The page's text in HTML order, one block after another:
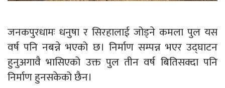
जनकपुरधामः धनुषा र सिरहालाई जोड्ने कमला पुल यस
वर्ष पनि नबन्ने भएको छ। निर्माण सम्पन्न भएर उद्घाटन
हुनुअगावै भासिएको उक्त पुल तीन वर्ष बितिसक्दा पनि
निर्माण हुनसकेको छैन।